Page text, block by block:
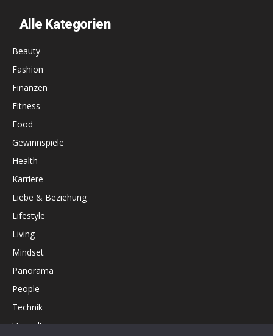
Alle Kategorien
Beauty
Fashion
Finanzen
Fitness
Food
Gewinnspiele
Health
Karriere
Liebe & Beziehung
Lifestyle
Living
Mindset
Panorama
People
Technik
Umwelt